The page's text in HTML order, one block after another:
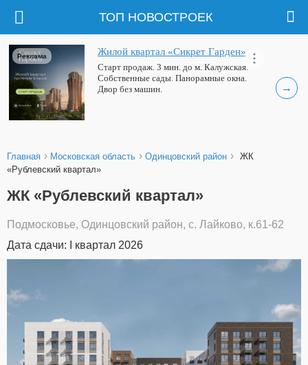
ТОП НОВОСТРОЕК
→
Жилой квартал «Сикрет Гарден»
Старт продаж. 3 мин. до м. Калужская.
Собственные сады. Панорамные окна.
Двор без машин.
Реклама
Главная › Московская область › Одинцовский район › ЖК
«Рублевский квартал»
ЖК «Рублевский квартал»
Подмосковье, Одинцовский район, с. Лайково, к.61-62
Дата сдачи: I квартал 2026